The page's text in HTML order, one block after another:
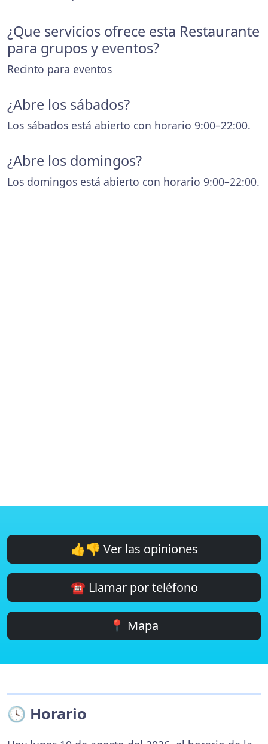
¿Que servicios ofrece esta Restaurante
para grupos y eventos?
Recinto para eventos
¿Abre los sábados?
Los sábados está abierto con horario 9:00–22:00.
¿Abre los domingos?
Los domingos está abierto con horario 9:00–22:00.
👍👎 Ver las opiniones
☎️ Llamar por teléfono
📍 Mapa
🕓 Horario